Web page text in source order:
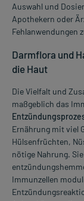
Auswahl und
Apothekern oder
Fehlanwendungen
Darmflora und
die Haut
Die Vielfalt und
maßgeblich das
Ernährung mit viel
Hülsenfrüchten,
nötige Nahrung.
Immunzellen